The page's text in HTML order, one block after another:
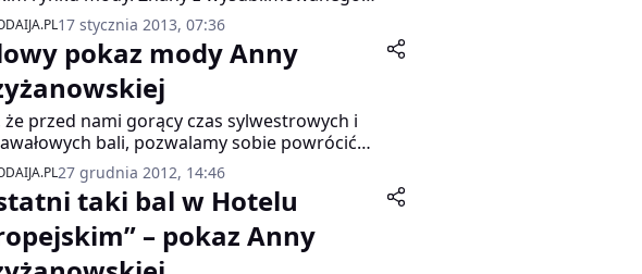
spektakularnych sukien, które chciałaby
każda kobieta, chociaż raz. Od przeszło
lat projektant wita Nowy Rok nową
ślubną. Linia Zień Mariage to esencja
artystycznego projektanta, a zarazem
pełne zrozumienia spojrzenie na
Młodą.
17 stycznia 2013, 07:36
pokaz mody Anny
że przed nami gorący czas sylwestrowych i
bali, pozwalamy sobie powrócić
kolekcji karnawałowej projektantki
Krzyżanowskiej.
27 grudnia 2012, 14:46
taki bal w Hotelu
– pokaz Anny